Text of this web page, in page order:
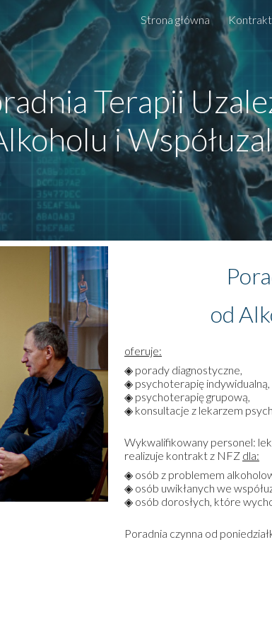
Skip to main content Strona główna
Terapii
i
od
oferuje:
◈ porady diagnostyczne,
◈ psychoterapię indywidualną,
◈ psychoterapię grupową,
◈ konsultacje z lekarzem
Wykwalifikowany personel:
realizuje kontrakt z NFZ dla:
◈ osób z problemem
◈ osób uwikłanych we
◈ osób dorosłych, które
Poradnia czynna od